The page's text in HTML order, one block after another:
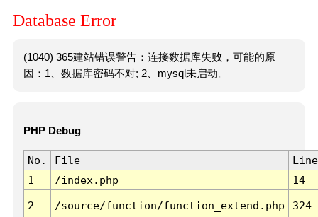
Database Error
(1040) 365建站错误警告：连接数据库失败，可能的原
因：1、数据库密码不对; 2、mysql未启动。
PHP Debug
No. File
Line
1
/index.php 14
2 /source/function/function_extend.php 324